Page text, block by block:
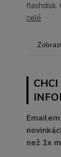
flashdisk.
celé
než 1x